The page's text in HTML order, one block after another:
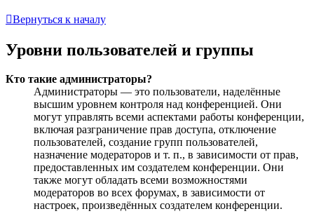
Вернуться к началу
Уровни пользователей и группы
Кто такие администраторы?
Администраторы — это пользователи, наделённые
высшим уровнем контроля над конференцией. Они
могут управлять всеми аспектами работы конференции,
включая разграничение прав доступа, отключение
пользователей, создание групп пользователей,
назначение модераторов и т. п., в зависимости от прав,
предоставленных им создателем конференции. Они
также могут обладать всеми возможностями
модераторов во всех форумах, в зависимости от
настроек, произведённых создателем конференции.